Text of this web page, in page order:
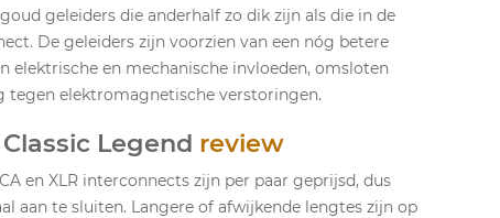
geleiders die anderhalf zo dik zijn als die in de
De geleiders zijn voorzien van een nóg betere
elektrische en mechanische invloeden, omsloten
tegen elektromagnetische verstoringen.
Legend review
en XLR interconnects zijn per paar geprijsd, dus
aan te sluiten. Langere of afwijkende lengtes zijn op